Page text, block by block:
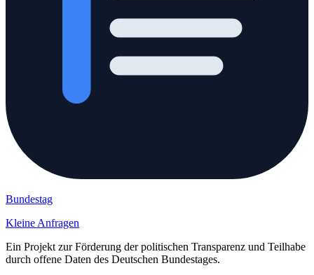
Bundestag
Kleine Anfragen
Ein Projekt zur Förderung der politischen Transparenz und Teilhabe
durch offene Daten des Deutschen Bundestages.